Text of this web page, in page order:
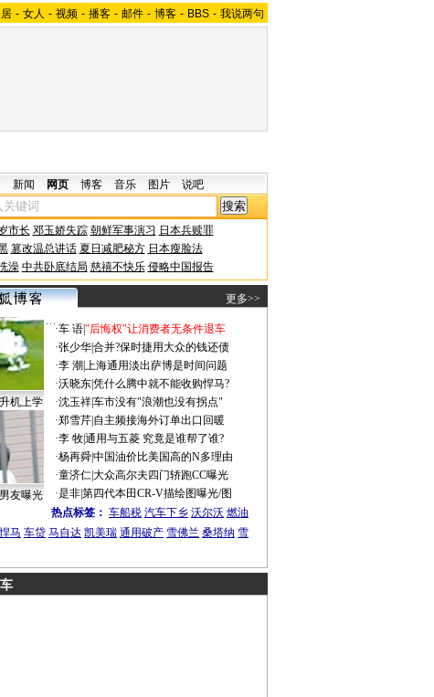
- 女人 - 视频 - 播客 - 邮件 - 博客 - BBS - 我说两句
新闻 网页 博客 音乐 图片 说吧
市长 邓玉娇失踪 朝鲜军事演习 日本兵赎罪
篡改温总讲话 夏日减肥秘方 日本瘦脸法
澡 中共卧底结局 慈禧不快乐 侵略中国报告
更多>>
机上学
友曝光
·车 语|"后悔权"让消费者无条件退车
·张少华|合并?保时捷用大众的钱还债
·李 潮 上海通用淡出萨博是时间问题
·沃晓东|凭什么腾中就不能收购悍马?
·沈玉祥|车市没有"浪潮也没有拐点"
·郑雪芹| 自主频接海外订单出口回暖
·李 牧|通用与五菱 究竟是谁帮了谁?
·杨再舜|中国油价比美国高的N多理由
·童济仁|大众高尔夫四门轿跑CC曝光
·是非|第四代本田CR-V描绘图曝光/图
热点标签： 车船税 汽车下乡 沃尔沃 燃油
悍马 车贷 马自达 凯美瑞 通用破产 雪佛兰 桑塔纳 雪